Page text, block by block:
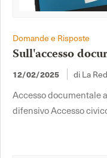
Domande e Risposte
Sull'accesso
12/02/2025 di La
Accesso documentale
difensivo Accesso